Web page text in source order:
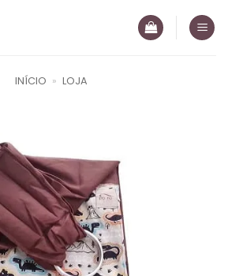
INÍCIO » LOJA